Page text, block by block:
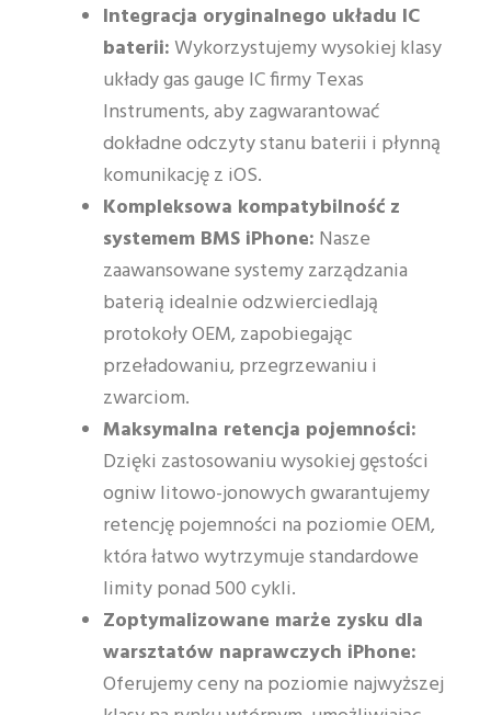
Integracja oryginalnego układu IC
baterii:Wykorzystujemy wysokiej klasy
układy gas gauge IC firmy Texas
Instruments, aby zagwarantować
dokładne odczyty stanu baterii i płynną
komunikację z iOS.
Kompleksowa kompatybilność z
systemem BMS iPhone: Nasze
zaawansowane systemy zarządzania
baterią idealnie odzwierciedlają
protokoły OEM, zapobiegając
przeładowaniu, przegrzewaniu i
zwarciom.
Maksymalna retencja pojemności:
Dzięki zastosowaniu wysokiej gęstości
ogniw litowo-jonowych gwarantujemy
retencję pojemności na poziomie OEM,
która łatwo wytrzymuje standardowe
limity ponad 500 cykli.
Zoptymalizowane marże zysku dla
warsztatów naprawczych iPhone:
Oferujemy ceny na poziomie najwyższej